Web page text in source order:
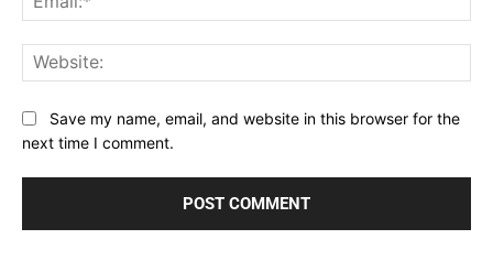
Save my name, email, and website in this browser for the
next time I comment.